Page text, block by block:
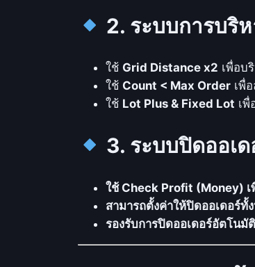
2. ระบบการบริ
ใช้ Grid Distance x2 เพื่อบ
ใช้ Count < Max Order เพื่
ใช้ Lot Plus & Fixed Lot เพื่
3. ระบบปิดออเ
ใช้ Check Profit (Money) เ
สามารถตั้งค่าให้ปิดออเดอร์
รองรับการปิดออเดอร์อัตโน